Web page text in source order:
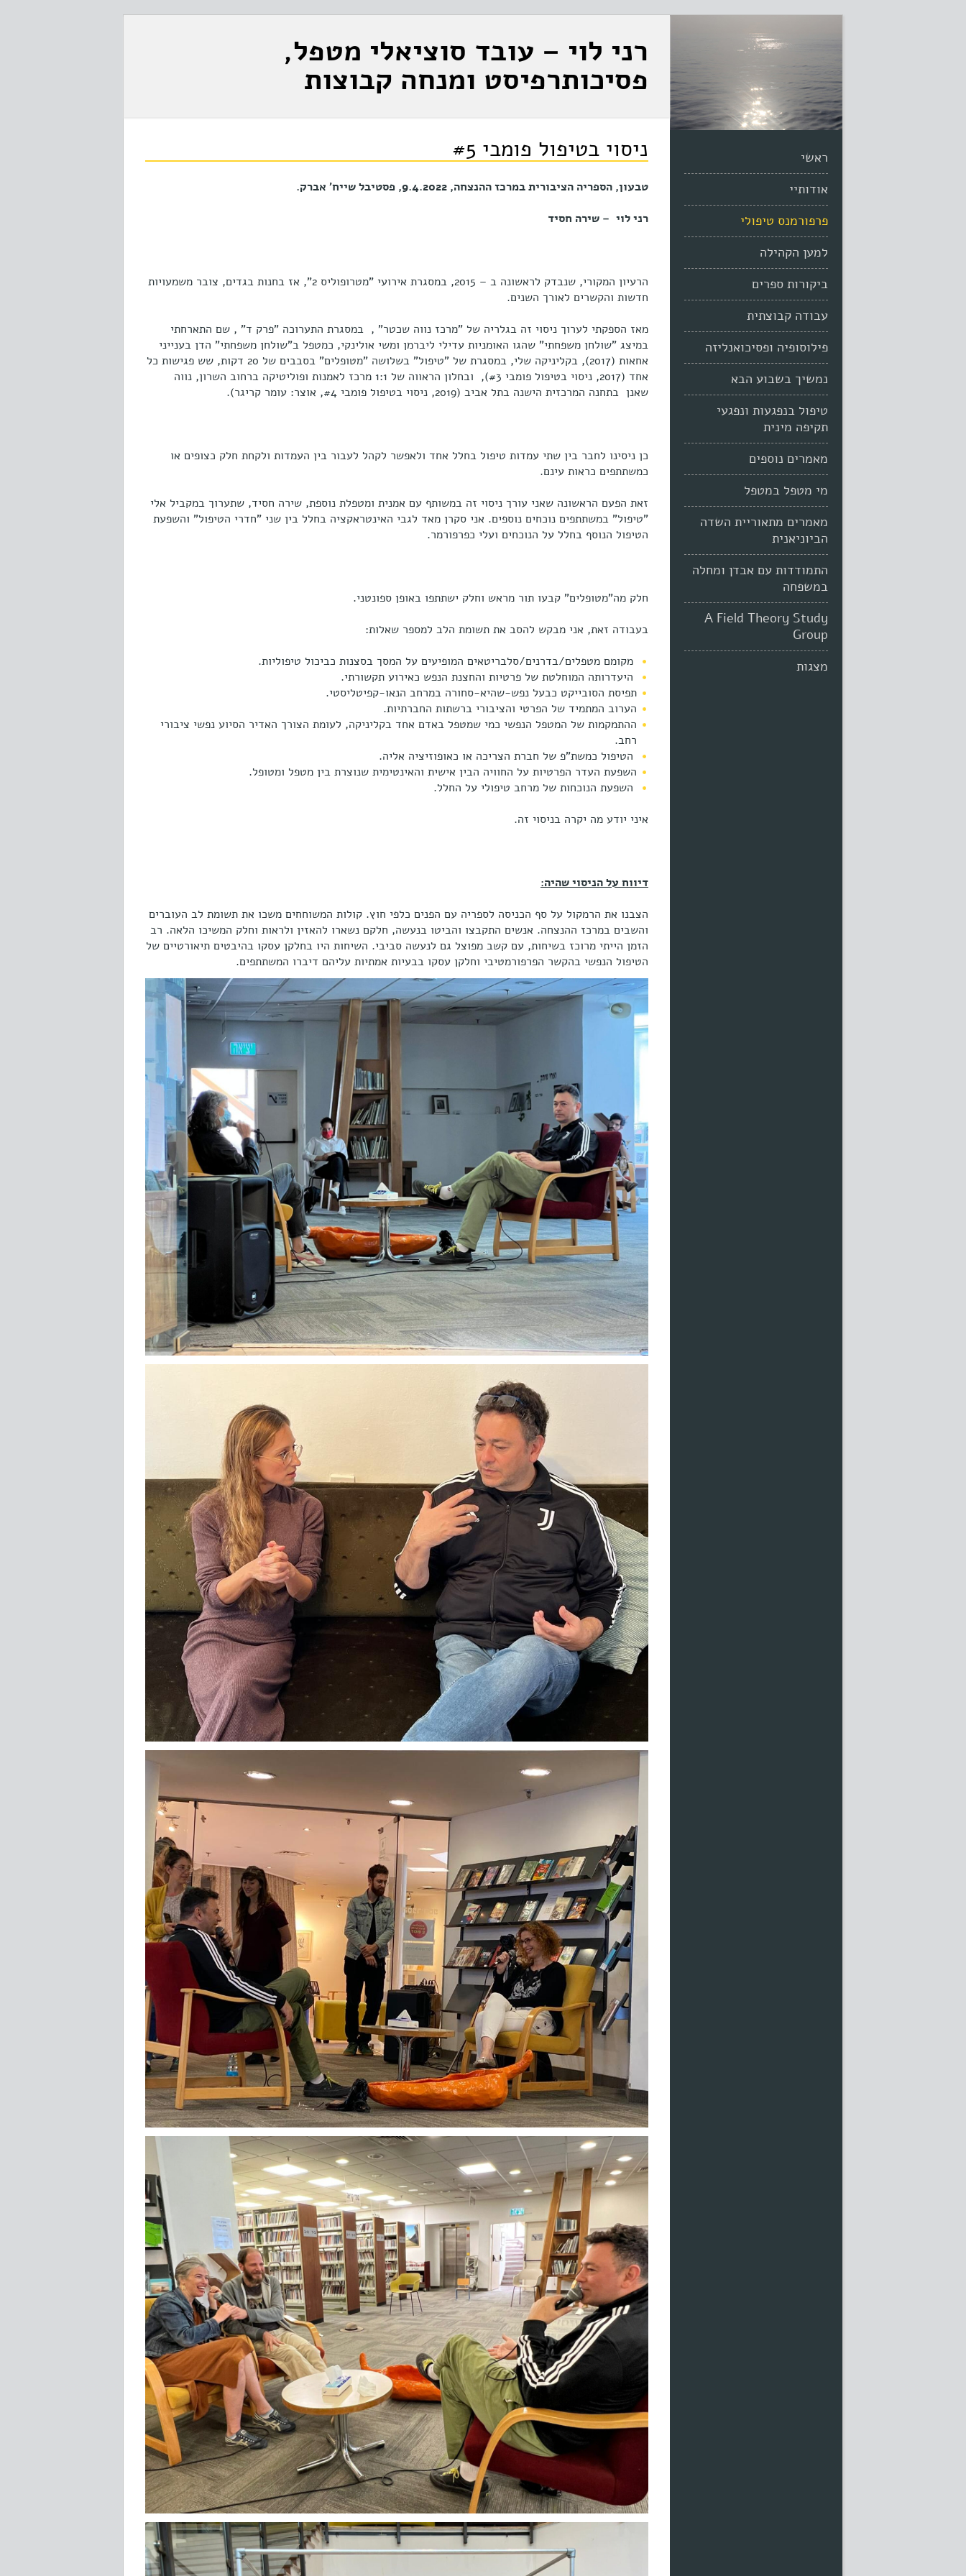
ראשי
אודותיי
פרפורמנס טיפולי
למען הקהילה
ביקורות ספרים
עבודה קבוצתית
פילוסופיה ופסיכואנליזה
נמשיך בשבוע הבא
טיפול בנפגעות ונפגעי
תקיפה מינית
מאמרים נוספים
מי מטפל במטפל
מאמרים מתאוריית השדה
הביוניאנית
התמודדות עם אבדן ומחלה
במשפחה
A Field Theory Study
Group
מצגות
רני לוי – עובד סוציאלי מטפל,
פסיכותרפיסט ומנחה קבוצות
ניסוי בטיפול פומבי #5
טבעון, הספריה הציבורית במרכז ההנצחה, 9.4.2022, פסטיבל שייח' אברק.
רני לוי – שירה חסיד
הרעיון המקורי, שנבדק לראשונה ב – 2015, במסגרת אירועי "מטרופוליס 2", אז בחנות בגדים, צובר משמעויות
חדשות והקשרים לאורך השנים.
מאז הספקתי לערוך ניסוי זה בגלריה של "מרכז נווה שכטר" , במסגרת התערוכה "פרק ד" , שם התארחתי
במיצג "שולחן משפחתי" שהגו האומניות עדילי ליברמן ומשי אולינקי, כמטפל ב"שולחן משפחתי" הדן בענייני
אחאות (2017), בקליניקה שלי, במסגרת של "טיפול" בשלושה "מטופלים" בסבבים של 20 דקות, שש פגישות כל
אחד (2017, ניסוי בטיפול פומבי #3), ובחלון הראווה של 1:1 מרכז לאמנות ופוליטיקה ברחוב השרון, נווה
שאנן בתחנה המרכזית הישנה בתל אביב (2019, ניסוי בטיפול פומבי #4, אוצר: עומר קריגר).
כן ניסינו לחבר בין שתי עמדות טיפול בחלל אחד ולאפשר לקהל לעבור בין העמדות ולקחת חלק כצופים או
כמשתתפים כראות עינם.
זאת הפעם הראשונה שאני עורך ניסוי זה במשותף עם אמנית ומטפלת נוספת, שירה חסיד, שתערוך במקביל אלי
"טיפול" במשתתפים נוכחים נוספים. אני סקרן מאד לגבי האינטראקציה בחלל בין שני "חדרי הטיפול" והשפעת
הטיפול הנוסף בחלל על הנוכחים ועלי כפרפורמר.
חלק מה"מטופלים" קבעו תור מראש וחלק ישתתפו באופן ספונטני.
בעבודה זאת, אני מבקש להסב את תשומת הלב למספר שאלות:
מקומם מטפלים/בדרנים/סלבריטאים המופיעים על המסך בסצנות כביכול טיפוליות.
היעדרותה המוחלטת של פרטיות והחצנת הנפש כאירוע תקשורתי.
תפיסת הסובייקט כבעל נפש-שהיא-סחורה במרחב הנאו-קפיטליסטי.
הערוב המתמיד של הפרטי והציבורי ברשתות החברתיות.
ההתמקמות של המטפל הנפשי כמי שמטפל באדם אחד בקליניקה, לעומת הצורך האדיר הסיוע נפשי ציבורי
רחב.
הטיפול כמשת"פ של חברת הצריכה או כאופוזיציה אליה.
השפעת העדר הפרטיות על החוויה הבין אישית והאינטימית שנוצרת בין מטפל ומטופל.
השפעת הנוכחות של מרחב טיפולי על החלל.
איני יודע מה יקרה בניסוי זה.
דיווח על הניסוי שהיה:
הצבנו את הרמקול על סף הכניסה לספריה עם הפנים כלפי חוץ. קולות המשוחחים משכו את תשומת לב העוברים
והשבים במרכז ההנצחה. אנשים התקבצו והביטו בנעשה, חלקם נשארו להאזין ולראות וחלק המשיכו הלאה. רב
הזמן הייתי מרוכז בשיחות, עם קשב מפוצל גם לנעשה סביבי. השיחות היו בחלקן עסקו בהיבטים תיאורטיים של
הטיפול הנפשי בהקשר הפרפורמטיבי וחלקן עסקו בבעיות אמתיות עליהם דיברו המשתתפים.